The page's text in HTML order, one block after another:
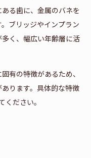
る歯に、金属のバネを
ブリッジやインプラン
く、幅広い年齢層に活
有の特徴があるため、
ります。具体的な特徴
ださい。